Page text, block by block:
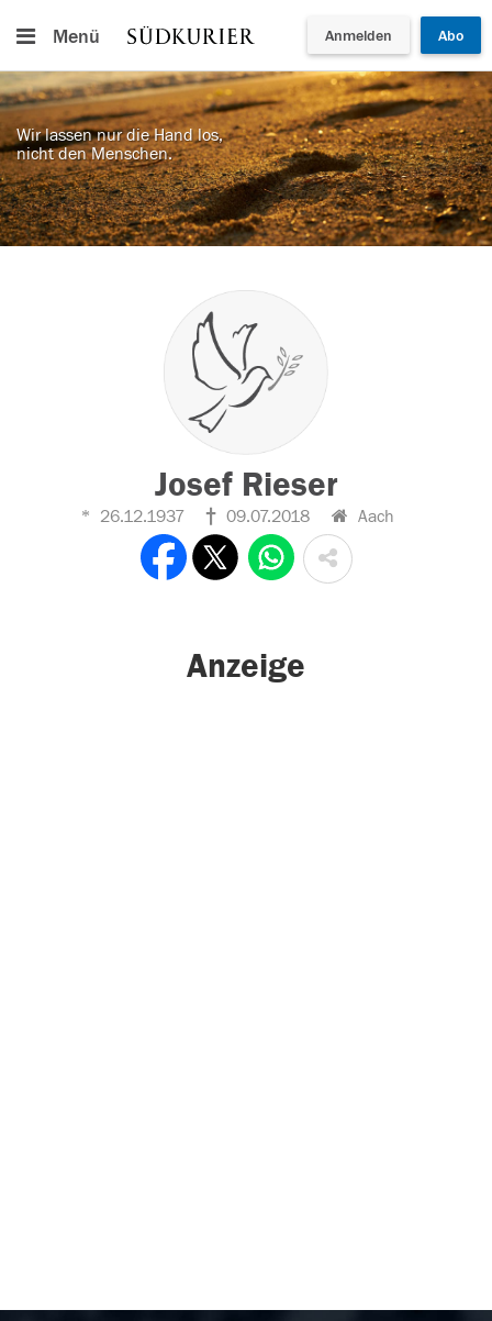
Menü Anmelden Abo
Wir lassen nur die Hand los,
nicht den Menschen.
Josef Rieser
26.12.1937 09.07.2018 Aach
Anzeige